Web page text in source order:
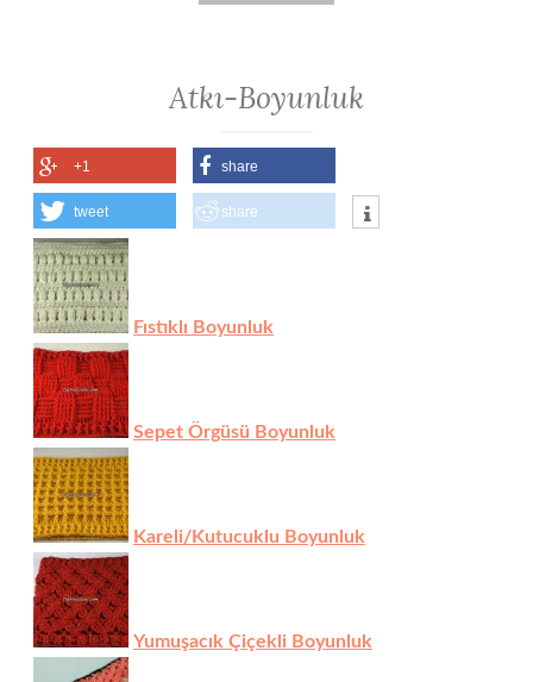
Atkı-Boyunluk
+1 share
tweet share
Fıstıklı Boyunluk
Sepet Örgüsü Boyunluk
Kareli/Kutucuklu Boyunluk
Yumuşacık Çiçekli Boyunluk